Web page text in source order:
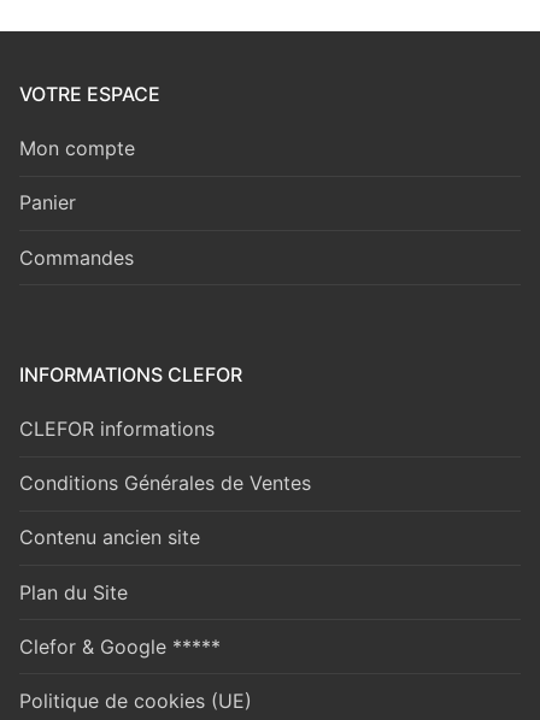
VOTRE ESPACE
Mon compte
Panier
Commandes
INFORMATIONS CLEFOR
CLEFOR informations
Conditions Générales de Ventes
Contenu ancien site
Plan du Site
Clefor & Google *****
Politique de cookies (UE)